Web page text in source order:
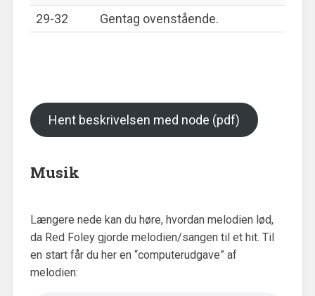
29-32
Gentag ovenstående.
Hent beskrivelsen med node (pdf)
Musik
Længere nede kan du høre, hvordan melodien lød,
da Red Foley gjorde melodien/sangen til et hit. Til
en start får du her en “computerudgave” af
melodien: